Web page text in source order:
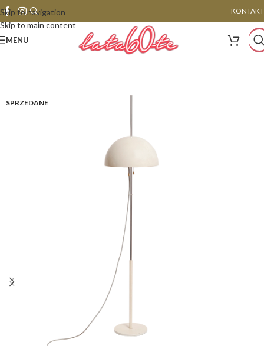
Skip to navigation
Skip to main content
KONTAKT
MENU
SPRZEDANE